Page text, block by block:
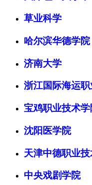
草业科学
哈尔滨华德学院
济南大学
浙江国际海运
宝鸡职业技术学
沈阳医学院
天津中德职业
中央戏剧学院